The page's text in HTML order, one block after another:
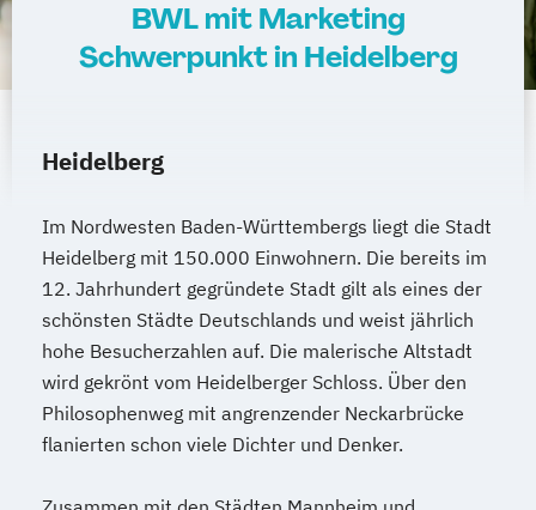
BWL mit Marketing
Schwerpunkt in Heidelberg
Heidelberg
Im Nordwesten Baden-Württembergs liegt die Stadt
Heidelberg mit 150.000 Einwohnern. Die bereits im
12. Jahrhundert gegründete Stadt gilt als eines der
schönsten Städte Deutschlands und weist jährlich
hohe Besucherzahlen auf. Die malerische Altstadt
wird gekrönt vom Heidelberger Schloss. Über den
Philosophenweg mit angrenzender Neckarbrücke
flanierten schon viele Dichter und Denker.